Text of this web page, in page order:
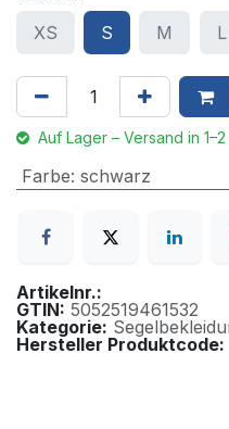
XS S M L
Auf Lager – Versand in
Farbe: schwarz
Artikelnr.:
GTIN: 5052519461532
Kategorie:
Hersteller Produktcode: